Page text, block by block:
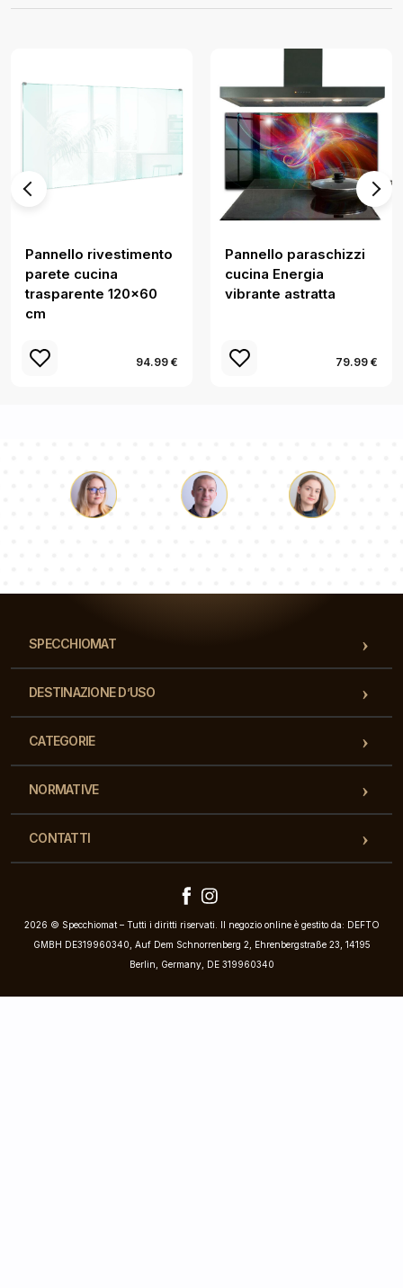
Pannello rivestimento
parete cucina
trasparente 120x60
cm
94.99 €
Pannello paraschizzi
cucina Energia
vibrante astratta
79.99 €
SPECCHIOMAT
DESTINAZIONE D’USO
CATEGORIE
NORMATIVE
CONTATTI
2026 © Specchiomat – Tutti i diritti riservati. Il negozio online è gestito da: DEFTO
GMBH DE319960340, Auf Dem Schnorrenberg 2, Ehrenbergstraße 23, 14195
Berlin, Germany, DE 319960340